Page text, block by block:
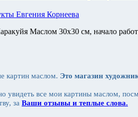
Маслом 30х30 см, начало работы
картин маслом. Это магазин
увидеть все мои картины маслом,
за Ваши отзывы и теплые слова.